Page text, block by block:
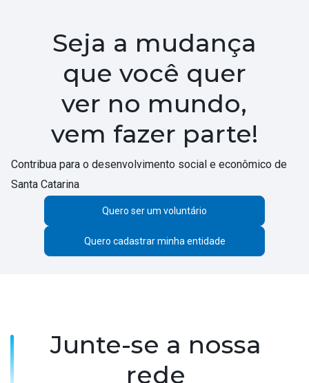
Seja a mudança
que você quer
ver no mundo,
vem fazer parte!
Contribua para o desenvolvimento social e econômico de
Santa Catarina
Quero ser um voluntário
Quero cadastrar minha entidade
Junte-se a nossa
rede